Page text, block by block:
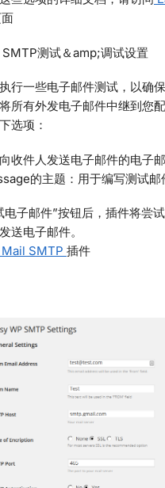
测试＆amp;调试设置
行一些电子邮件测试，以确
所有外发电子邮件中继到您
选项：
收件人发送电子邮件的电子
的主题：用于编写测试邮
电子邮件”按钮后，插件将尝
送电子邮件。
SMTP 插件